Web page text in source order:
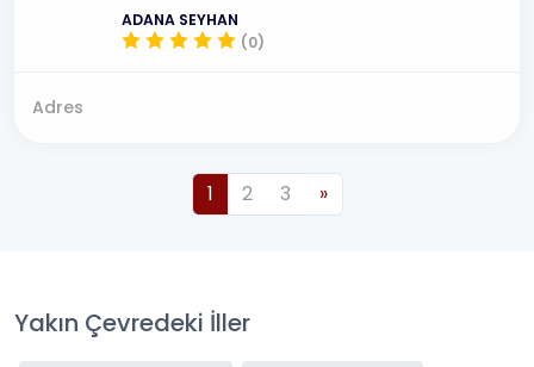
ADANA SEYHAN
(0)
Adres
1 2 3 »
Yakın Çevredeki İller